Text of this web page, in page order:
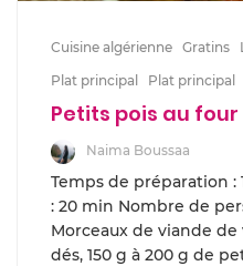
Cuisine algérienne Gratins
Plat principal
Plat principal
Petits pois au four
Naima Boussaa
Temps de préparation :
: 20 min Nombre de
Morceaux de viande
dés, 150 g à 200 g de